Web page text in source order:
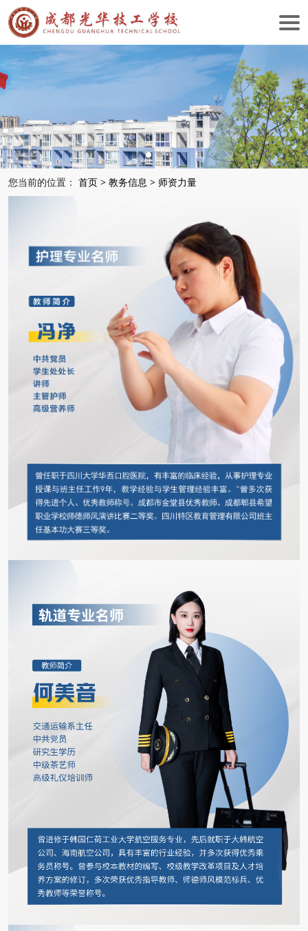
您当前的位置： 首页 > 教务信息 > 师资力量